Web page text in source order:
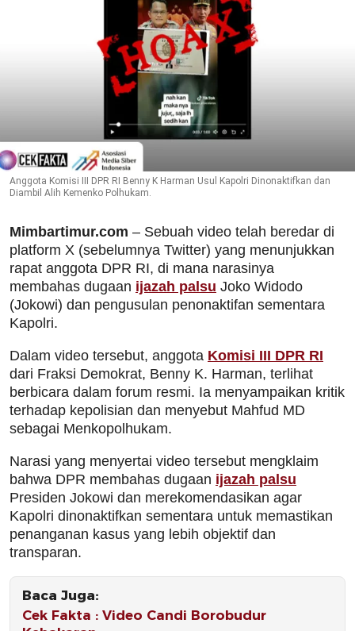
Anggota Komisi III DPR RI Benny K Harman Usul Kapolri Dinonaktifkan dan
Diambil Alih Kemenko Polhukam.
Mimbartimur.com – Sebuah video telah beredar di
platform X (sebelumnya Twitter) yang menunjukkan
rapat anggota DPR RI, di mana narasinya
membahas dugaan ijazah palsu Joko Widodo
(Jokowi) dan pengusulan penonaktifan sementara
Kapolri.
Dalam video tersebut, anggota Komisi III DPR RI
dari Fraksi Demokrat, Benny K. Harman, terlihat
berbicara dalam forum resmi. Ia menyampaikan kritik
terhadap kepolisian dan menyebut Mahfud MD
sebagai Menkopolhukam.
Narasi yang menyertai video tersebut mengklaim
bahwa DPR membahas dugaan ijazah palsu
Presiden Jokowi dan merekomendasikan agar
Kapolri dinonaktifkan sementara untuk memastikan
penanganan kasus yang lebih objektif dan
transparan.
Baca Juga:
Cek Fakta : Video Candi Borobudur